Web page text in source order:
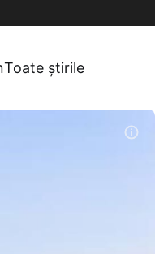
Toate știrile